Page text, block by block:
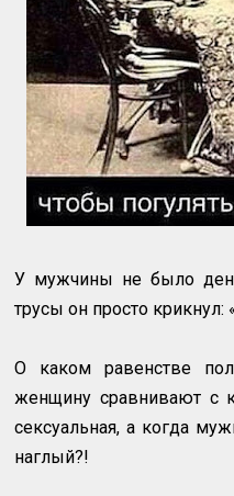
У мужчины не было
трусы он просто крикнул:
О каком равенстве
женщину сравнивают с
сексуальная, а когда
наглый?!